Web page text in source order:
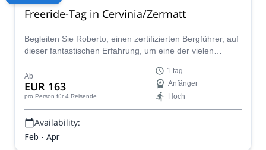
Freeride-Tag in Cervinia/Zermatt
Begleiten Sie Roberto, einen zertifizierten Bergführer, auf
dieser fantastischen Erfahrung, um eine der vielen
entdecken.
Ab
EUR 163
pro Person für 4 Reisende
1 tag
Anfänger
Hoch
Availability:
Feb - Apr